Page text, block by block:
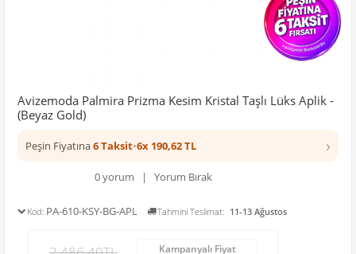
Avizemoda Palmira Prizma Kesim Kristal Taşlı Lüks Aplik -
(Beyaz Gold)
Peşin Fiyatına6 Taksit•6x 190,62 TL ›
0 yorum | Yorum Bırak
Kod: PA-610-KSY-BG-APL Tahmini Teslimat: 11-13 Ağustos
Kampanyalı Fiyat